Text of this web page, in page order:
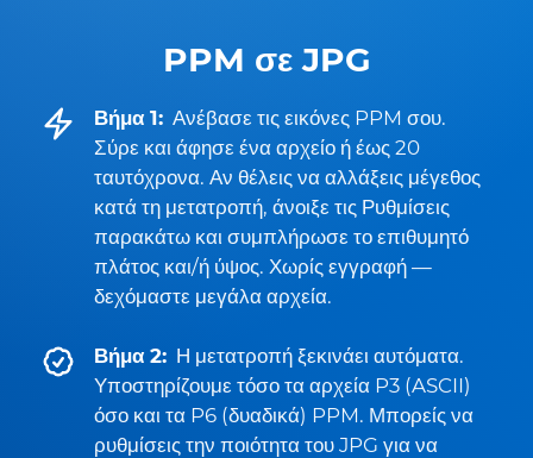
PPM σε JPG
Βήμα 1: Ανέβασε τις εικόνες PPM σου.
Σύρε και άφησε ένα αρχείο ή έως 20
ταυτόχρονα. Αν θέλεις να αλλάξεις μέγεθος
κατά τη μετατροπή, άνοιξε τις Ρυθμίσεις
παρακάτω και συμπλήρωσε το επιθυμητό
πλάτος και/ή ύψος. Χωρίς εγγραφή —
δεχόμαστε μεγάλα αρχεία.
Βήμα 2: Η μετατροπή ξεκινάει αυτόματα.
Υποστηρίζουμε τόσο τα αρχεία P3 (ASCII)
όσο και τα P6 (δυαδικά) PPM. Μπορείς να
ρυθμίσεις την ποιότητα του JPG για να